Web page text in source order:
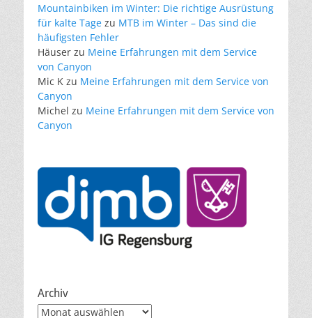
Mountainbiken im Winter: Die richtige Ausrüstung
für kalte Tage zu MTB im Winter – Das sind die
häufigsten Fehler
Häuser zu Meine Erfahrungen mit dem Service
von Canyon
Mic K zu Meine Erfahrungen mit dem Service von
Canyon
Michel zu Meine Erfahrungen mit dem Service von
Canyon
Archiv
Archiv